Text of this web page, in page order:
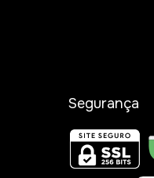
Segurança